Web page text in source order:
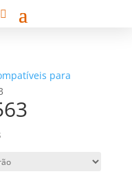
para